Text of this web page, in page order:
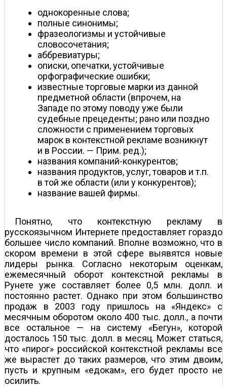
однокоренные слова;
полные синонимы;
фразеологизмы и устойчивые
словосочетания;
аббревиатуры;
описки, опечатки, устойчивые
орфографические ошибки;
известные торговые марки из данной
предметной области (впрочем, на
Западе по этому поводу уже были
судебные прецеденты; рано или поздно
сложности с применением торговых
марок в контекстной рекламе возникнут
и в России. — Прим. ред.);
названия компаний-конкурентов;
названия продуктов, услуг, товаров и т.п.
в той же области (или у конкурентов);
название вашей фирмы.
Понятно, что контекстную рекламу в
русскоязычном Интернете предоставляет гораздо
большее число компаний. Вполне возможно, что в
скором времени в этой сфере выявятся новые
лидеры рынка. Согласно некоторым оценкам,
ежемесячный оборот контекстной рекламы в
Рунете уже составляет более 0,5 млн. долл. и
постоянно растет. Однако при этом большинство
продаж в 2003 году пришлось на «Яндекс» с
месячным оборотом около 400 тыс. долл., а почти
все остальное — на систему «Бегун», которой
досталось 150 тыс. долл. в месяц. Может статься,
что «пирог» российской контекстной рекламы все
же вырастет до таких размеров, что этим двоим,
пусть и крупным «едокам», его будет просто не
осилить.